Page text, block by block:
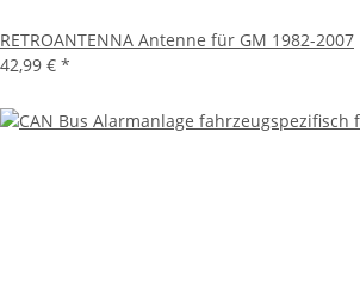
RETROANTENNA Antenne für GM 1982-2007
42,99 € *